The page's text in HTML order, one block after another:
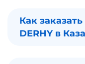
Как
DERHY в